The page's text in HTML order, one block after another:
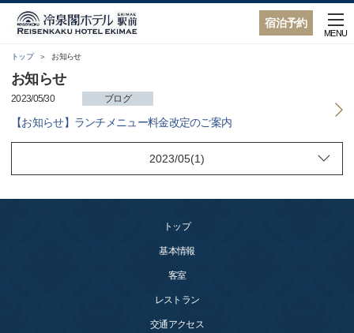
宿泊予約
MENU
トップ お知らせ
お知らせ
2023/05/30 ブログ
【お知らせ】ランチメニュー料金改定のご案内
トップ
基本情報
客室
レストラン
交通アクセス